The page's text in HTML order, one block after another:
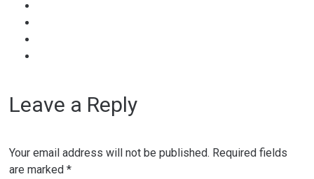
Leave a Reply
Your email address will not be published. Required fields
are marked *